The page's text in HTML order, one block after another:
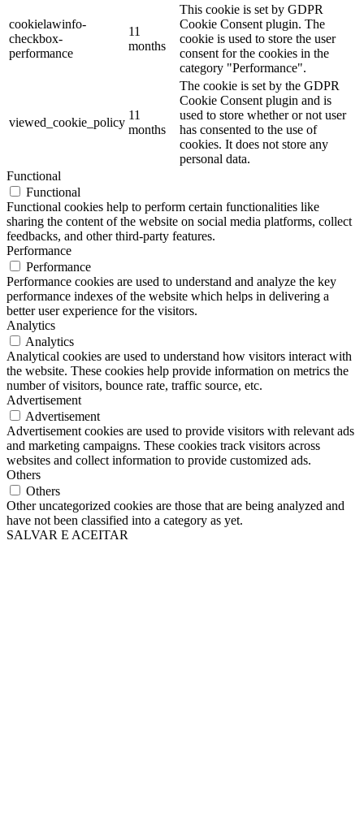
cookielawinfo-
checkbox-
performance
11
months
This cookie is set by GDPR
Cookie Consent plugin. The
cookie is used to store the user
consent for the cookies in the
category "Performance".
viewed_cookie_policy
11
months
The cookie is set by the GDPR
Cookie Consent plugin and is
used to store whether or not user
has consented to the use of
cookies. It does not store any
personal data.
Functional
Functional
Functional cookies help to perform certain functionalities like
sharing the content of the website on social media platforms, collect
feedbacks, and other third-party features.
Performance
Performance
Performance cookies are used to understand and analyze the key
performance indexes of the website which helps in delivering a
better user experience for the visitors.
Analytics
Analytics
Analytical cookies are used to understand how visitors interact with
the website. These cookies help provide information on metrics the
number of visitors, bounce rate, traffic source, etc.
Advertisement
Advertisement
Advertisement cookies are used to provide visitors with relevant ads
and marketing campaigns. These cookies track visitors across
websites and collect information to provide customized ads.
Others
Others
Other uncategorized cookies are those that are being analyzed and
have not been classified into a category as yet.
SALVAR E ACEITAR